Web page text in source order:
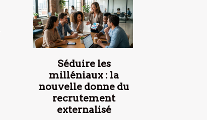
Séduire les
milléniaux : la
nouvelle donne du
recrutement
externalisé